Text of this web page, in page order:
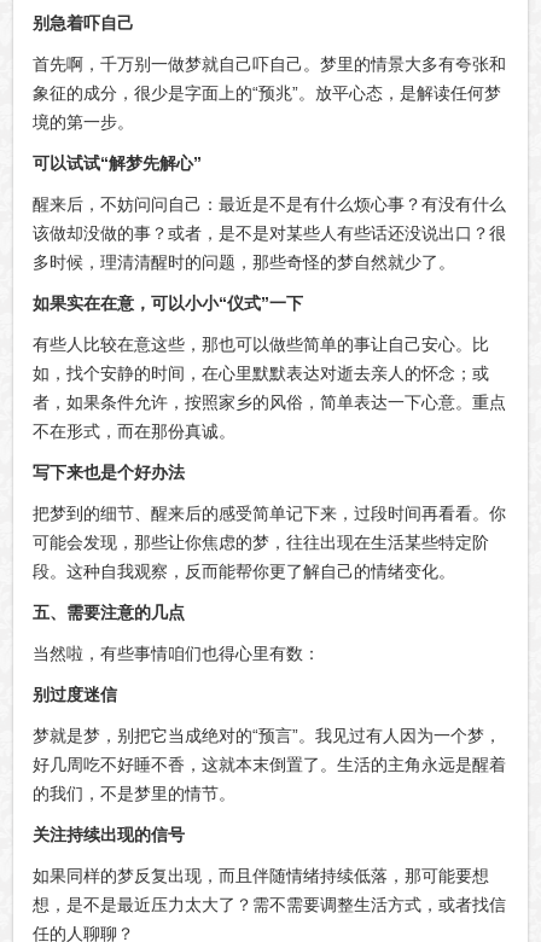
别急着吓自己
首先啊，千万别一做梦就自己吓自己。梦里的情景大多有夸张和
象征的成分，很少是字面上的“预兆”。放平心态，是解读任何梦
境的第一步。
可以试试“解梦先解心”
醒来后，不妨问问自己：最近是不是有什么烦心事？有没有什么
该做却没做的事？或者，是不是对某些人有些话还没说出口？很
多时候，理清清醒时的问题，那些奇怪的梦自然就少了。
如果实在在意，可以小小“仪式”一下
有些人比较在意这些，那也可以做些简单的事让自己安心。比
如，找个安静的时间，在心里默默表达对逝去亲人的怀念；或
者，如果条件允许，按照家乡的风俗，简单表达一下心意。重点
不在形式，而在那份真诚。
写下来也是个好办法
把梦到的细节、醒来后的感受简单记下来，过段时间再看看。你
可能会发现，那些让你焦虑的梦，往往出现在生活某些特定阶
段。这种自我观察，反而能帮你更了解自己的情绪变化。
五、需要注意的几点
当然啦，有些事情咱们也得心里有数：
别过度迷信
梦就是梦，别把它当成绝对的“预言”。我见过有人因为一个梦，
好几周吃不好睡不香，这就本末倒置了。生活的主角永远是醒着
的我们，不是梦里的情节。
关注持续出现的信号
如果同样的梦反复出现，而且伴随情绪持续低落，那可能要想
想，是不是最近压力太大了？需不需要调整生活方式，或者找信
任的人聊聊？